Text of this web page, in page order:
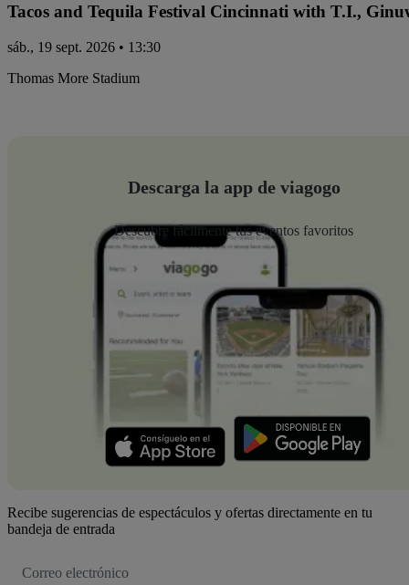
Tacos and Tequila Festival Cincinnati with T.I.,
sáb., 19 sept. 2026 • 13:30
Thomas More Stadium
Descarga la app de viagogo
Descubre fácilmente tus eventos favoritos
Recibe sugerencias de espectáculos y ofertas directamente en tu
bandeja de entrada
de